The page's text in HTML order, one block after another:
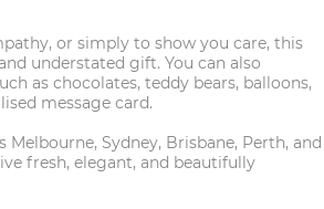
or simply to show you care, this
understated gift. You can also
as chocolates, teddy bears, balloons,
message card.
Sydney, Brisbane, Perth, and
fresh, elegant, and beautifully